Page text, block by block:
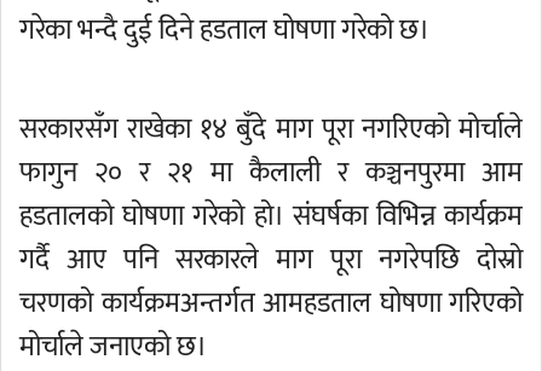
गरेका भन्दै दुई दिने हडताल घोषणा गरेको छ।
सरकारसँग राखेका १४ बुँदे माग पूरा नगरिएको मोर्चाले
फागुन २० र २१ मा कैलाली र कञ्चनपुरमा आम
हडतालको घोषणा गरेको हो। संघर्षका विभिन्न कार्यक्रम
गर्दै आए पनि सरकारले माग पूरा नगरेपछि दोस्रो
चरणको कार्यक्रमअन्तर्गत आमहडताल घोषणा गरिएको
मोर्चाले जनाएको छ।